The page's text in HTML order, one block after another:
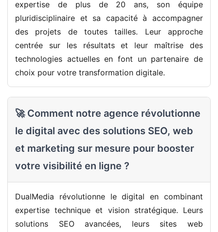
expertise de plus de 20 ans, son équipe
pluridisciplinaire et sa capacité à accompagner
des projets de toutes tailles. Leur approche
centrée sur les résultats et leur maîtrise des
technologies actuelles en font un partenaire de
choix pour votre transformation digitale.
🚀 Comment notre agence révolutionne
le digital avec des solutions SEO, web
et marketing sur mesure pour booster
votre visibilité en ligne ?
DualMedia révolutionne le digital en combinant
expertise technique et vision stratégique. Leurs
solutions SEO avancées, leurs sites web